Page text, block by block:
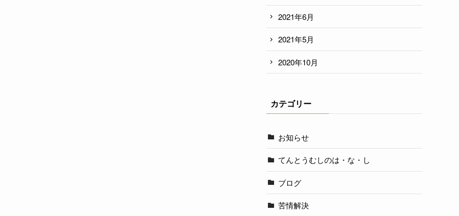
2021年6月
2021年5月
2020年10月
カテゴリー
お知らせ
てんとうむしのは・な・し
ブログ
苦情解決